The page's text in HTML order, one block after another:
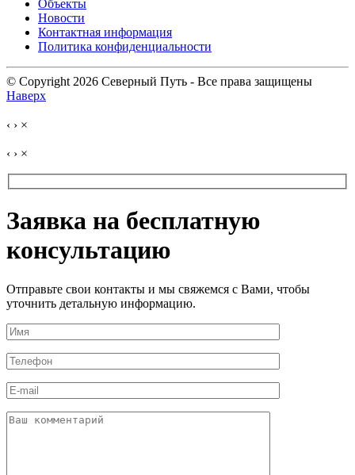
Объекты
Новости
Контактная информация
Политика конфиденциальности
© Copyright 2026 Северный Путь - Все права защищены
Наверх
‹ › ×
‹ › ×
Заявка на бесплатную
консультацию
Отправьте свои контакты и мы свяжемся с Вами, чтобы
уточнить детальную информацию.